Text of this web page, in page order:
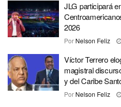
JLG participará
2026
Por Nelson Feliz
Víctor Terrero
magistral
y del Caribe
Por Nelson Feliz